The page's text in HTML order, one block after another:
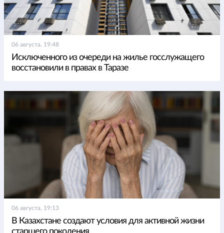
06 августа, 19:48
Исключенного из очереди на жилье госслужащего
восстановили в правах в Таразе
06 августа, 19:13
В Казахстане создают условия для активной жизни